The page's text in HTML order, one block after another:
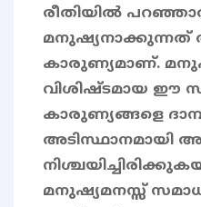
രീതിയിൽ
മനുഷ്യനാക്കുന്നത്
കാരുണ്യമാണ്.
വിശിഷ്ടമായ ഈ
കാരുണ്യങ്ങളെ
അടിസ്ഥാനമായി
മനുഷ്യമനസ്സ്